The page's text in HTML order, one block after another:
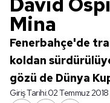
Mina
Fenerbahçe'de
koldan
gözü de Dünya
Giriş Tarihi:02 Temmuz